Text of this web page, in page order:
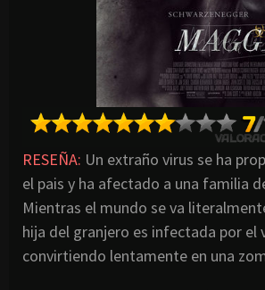
RESEÑA: Un extraño virus se ha
el pais y ha afectado a una familia
Mientras el mundo se va
hija del granjero es infectada por el
convirtiendo lentamente en una